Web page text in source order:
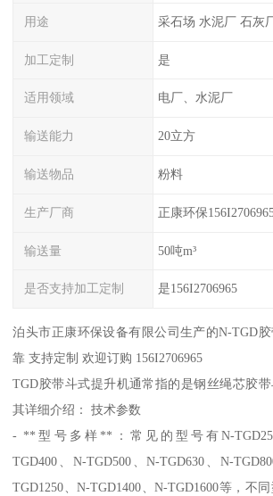
用途
加工定制 是
适用领域 电厂、水泥厂
输送能力 20立方
输送物品 粉料
生产厂商 正康环保
输送量 50吨m³
是否支持加工定制 是156I2706965
泊头市正康环保设备有限公司生产的N-TGD
靠 支持定制 欢迎订购 156I2706965
TGD胶带斗式提升机通常指的是钢丝绳芯胶
其详细介绍： 技术参数
- **型号多样**：常见的型号有N-
TGD400、N-TGD500、N-TGD630、N-
TGD1250、N-TGD1400、N-TGD1600等，不